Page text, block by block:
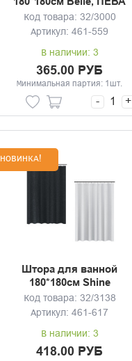
Код товара: 32/3000
Артикул: 461-559
В наличии: 3
365.00 РУБ
Минимальная партия: 1шт.
- +
НОВИНКА!
Штора для ванной
180*180см Shine
Код товара: 32/3138
Артикул: 461-617
В наличии: 3
418.00 РУБ